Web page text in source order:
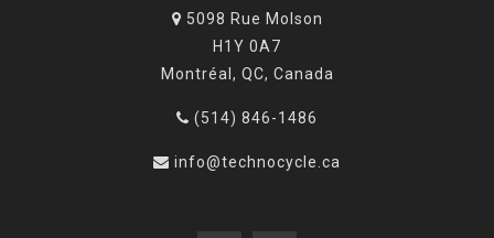
5098 Rue Molson
H1Y 0A7
Montréal, QC, Canada
(514) 846-1486
info@technocycle.ca